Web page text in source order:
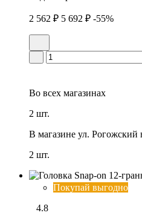
2 562 ₽ 5 692 ₽ -55%
Во всех магазинах
2 шт.
В магазине ул. Рогожский
2 шт.
Покупай выгодно
4.8